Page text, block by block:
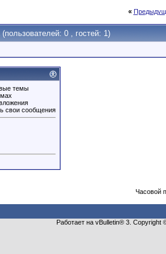
«
(пользователей: 0 , гостей: 1)
темы
свои сообщения
Часовой
Работает на vBulletin® 3.